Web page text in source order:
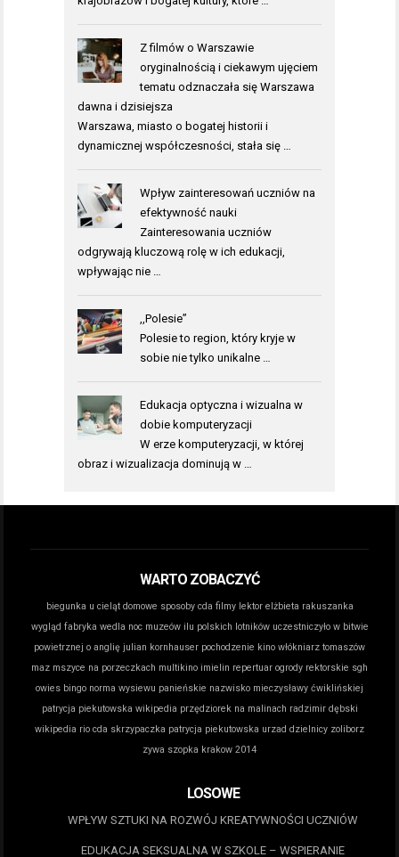
Z filmów o Warszawie
oryginalnością i ciekawym ujęciem
tematu odznaczała się Warszawa
dawna i dzisiejsza
Warszawa, miasto o bogatej historii i
dynamicznej współczesności, stała się …
Wpływ zainteresowań uczniów na
efektywność nauki
Zainteresowania uczniów
odgrywają kluczową rolę w ich edukacji,
wpływając nie …
,,Polesie”
Polesie to region, który kryje w
sobie nie tylko unikalne …
Edukacja optyczna i wizualna w
dobie komputeryzacji
W erze komputeryzacji, w której
obraz i wizualizacja dominują w …
WARTO ZOBACZYĆ
biegunka u cieląt domowe sposoby cda filmy lektor elżbieta rakuszanka
wygląd fabryka wedla noc muzeów ilu polskich lotników uczestniczyło w bitwie
powietrznej o anglię julian kornhauser pochodzenie kino włókniarz tomaszów
maz mszyce na porzeczkach multikino imielin repertuar ogrody rektorskie sgh
owies bingo norma wysiewu panieńskie nazwisko mieczysławy ćwiklińskiej
patrycja piekutowska wikipedia przędziorek na malinach radzimir dębski
wikipedia rio cda skrzypaczka patrycja piekutowska urzad dzielnicy zoliborz
zywa szopka krakow 2014
LOSOWE
WPŁYW SZTUKI NA ROZWÓJ KREATYWNOŚCI UCZNIÓW
EDUKACJA SEKSUALNA W SZKOLE – WSPIERANIE